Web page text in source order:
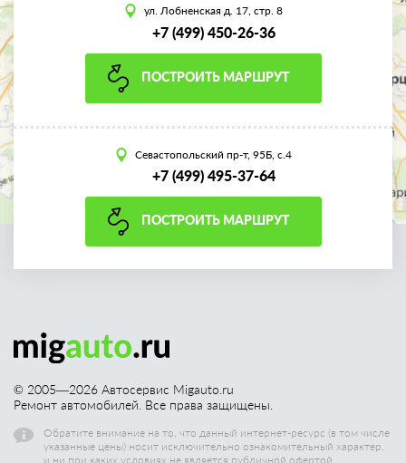
ул. Лобненская д. 17, стр. 8
+7 (499) 450-26-36
ПОСТРОИТЬ МАРШРУТ
Севастопольский пр-т, 95Б, с.4
+7 (499) 495-37-64
ПОСТРОИТЬ МАРШРУТ
© 2005—2026 Автосервис Migauto.ru
Ремонт автомобилей. Все права защищены.
Обратите внимание на то, что данный интернет-ресурс (в том числе
указанные цены) носит исключительно ознакомительный характер,
и ни при каких условиях не является публичной офертой.